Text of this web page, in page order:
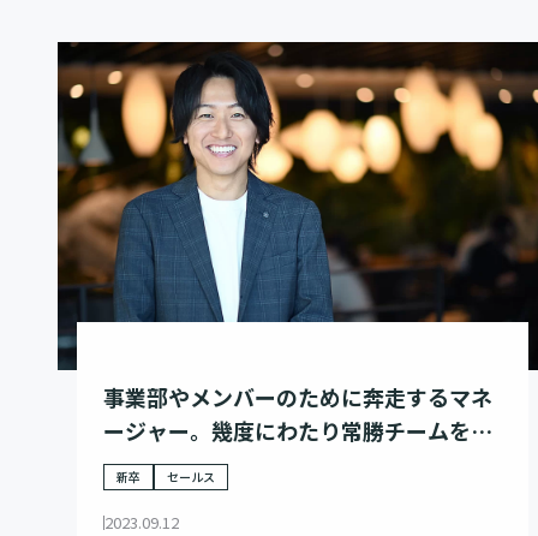
事業部やメンバーのために奔走するマネ
ージャー。幾度にわたり常勝チームをつ
くりだせる手腕とは
新卒 セールス
2023.09.12